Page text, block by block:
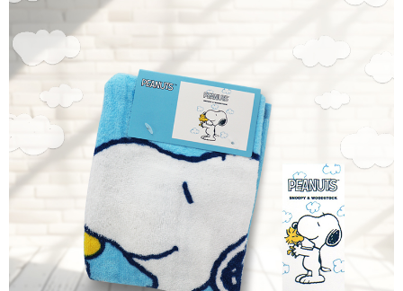
４．使用「AFTEE先享後付」時，將依據個別帳號之用戶狀況，依本公司即
時審查核予不同之上限額度；若仍有額度不足之情形，本公司將視審查結果
請求用戶進行身份認證。
５．嚴禁一人註冊多個帳號或使用他人資訊註冊。若發現惡意使用之情形，
恩沛科技股份有限公司將有權停止該用戶之使用額度並採取法律行動。
本島宅配1~2天後到
每筆NT$80，滿NT$490(含以上)免運費
貨到付款
每筆NT$150，滿NT$3,000(含以上)免運費